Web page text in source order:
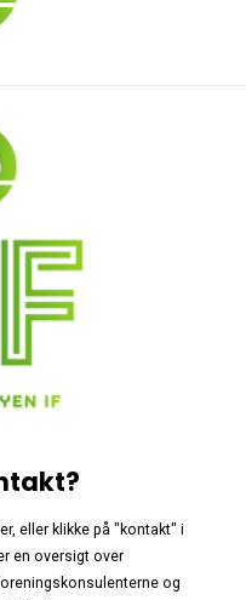
eller klikke på "kontakt" i
en oversigt over
og